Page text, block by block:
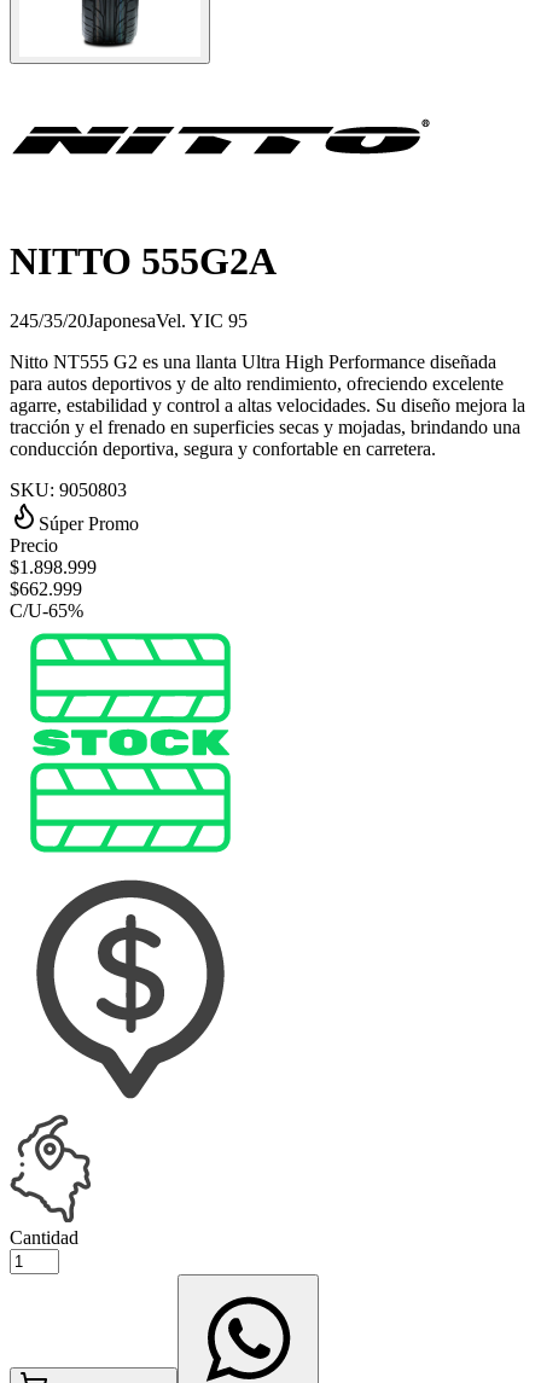
NITTO 555G2A
245/35/20JaponesaVel. YIC 95
Nitto NT555 G2 es una llanta Ultra High Performance diseñada
para autos deportivos y de alto rendimiento, ofreciendo excelente
agarre, estabilidad y control a altas velocidades. Su diseño mejora la
tracción y el frenado en superficies secas y mojadas, brindando una
conducción deportiva, segura y confortable en carretera.
SKU: 9050803
Súper Promo
Precio
$1.898.999
$662.999
C/U-65%
Cantidad